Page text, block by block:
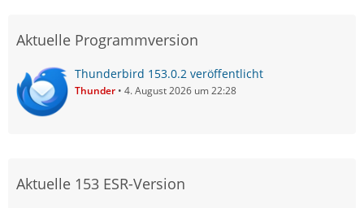
Aktuelle Programmversion
Thunderbird 153.0.2 veröffentlicht
Thunder 4. August 2026 um 22:28
Aktuelle 153 ESR-Version